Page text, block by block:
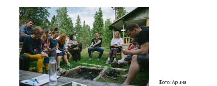
Фото: Арина